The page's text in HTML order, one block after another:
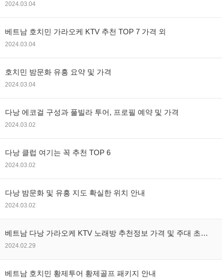
2024.03.04
베트남 호치민 가라오케 KTV 추천 TOP 7 가격 외
2024.03.04
호치민 밤문화 유흥 요약 및 가격
2024.03.04
다낭 에코걸 구성과 풀빌라 투어, 프로필 예약 및 가격
2024.03.02
다낭 클럽 여기는 꼭 추천 TOP 6
2024.03.02
다낭 밤문화 및 유흥 지도 확실한 위치 안내
2024.03.02
베트남 다낭 가라오케 KTV 노래방 추천정보 가격 및 주대 초이
2024.02.29
베트남 호치민 황제투어 황제골프 패키지 안내